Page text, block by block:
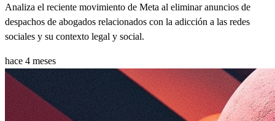
Analiza el reciente movimiento de Meta al eliminar anuncios de
despachos de abogados relacionados con la adicción a las redes
sociales y su contexto legal y social.
hace 4 meses